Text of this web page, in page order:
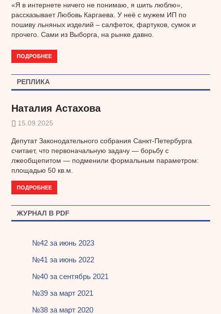
«Я в интернете ничего не понимаю, я шить люблю»,
рассказывает Любовь Каргаева. У неё с мужем ИП по
пошиву льняных изделий – салфеток, фартуков, сумок и
прочего. Сами из Выборга, на рынке давно.
ПОДРОБНЕЕ
РЕПЛИКА
Наталия Астахова
15.09.2025
Депутат Законодательного собрания Санкт-Петербурга
считает, что первоначальную задачу — борьбу с
лжеобщепитом — подменили формальным параметром:
площадью 50 кв.м.
ПОДРОБНЕЕ
ЖУРНАЛ В PDF
№42 за июнь 2023
№41 за июнь 2022
№40 за сентябрь 2021
№39 за март 2021
№38 за март 2020